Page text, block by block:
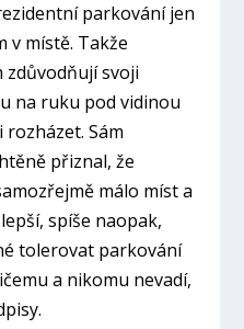
parkování jen
v místě. Takže
svoji
na ruku pod vidinou
Sám
přiznal, že
málo míst a
spíše naopak,
tolerovat parkování
a nikomu nevadí,